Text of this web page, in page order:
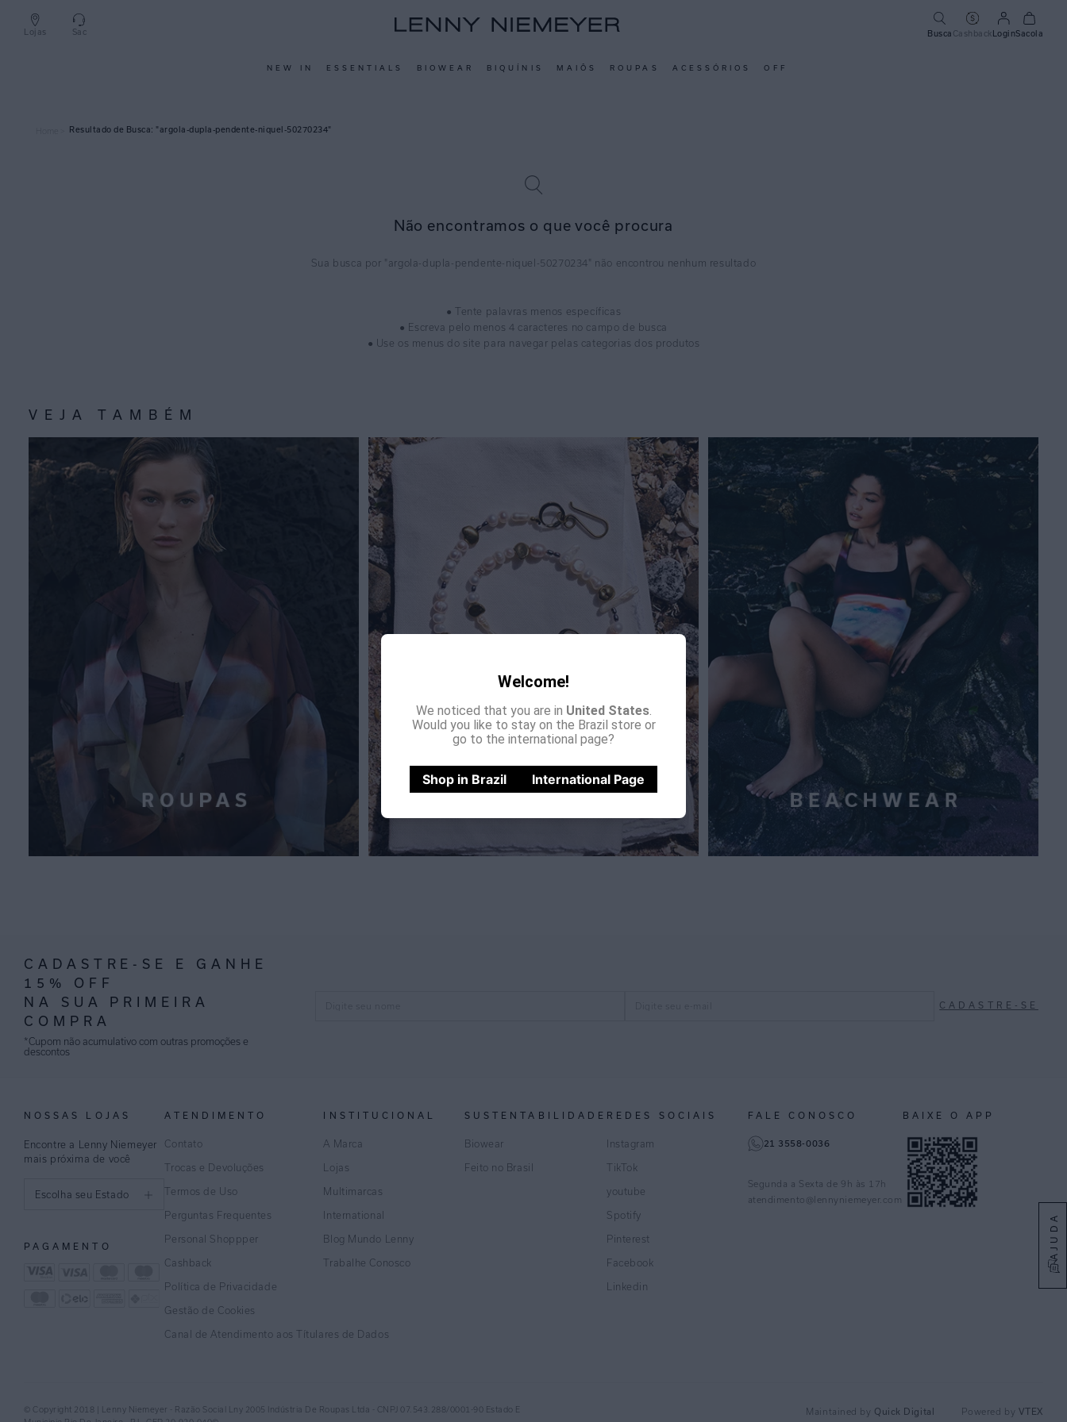
AJUDA
Lojas Sac Busca CashbackLoginSacola
NEW IN ESSENTIALS BIOWEAR BIQUÍNIS MAIÔS ROUPAS ACESSÓRIOS OFF
Welcome!
We noticed that you are in United States.
Would you like to stay on the Brazil store or
go to the international page?
Shop in Brazil International Page
argola-dupla-pendente-niquel-50270234
Não encontramos o que você procura
argola-dupla-pendente-niquel-50270234
● Tente palavras menos específicas
● Escreva pelo menos 4 caracteres no campo de busca
● Use os menus do site para navegar pelas categorias dos produtos
VEJA TAMBÉM
CADASTRE-SE E GANHE
15% OFF
NA SUA PRIMEIRA
COMPRA
*Cupom não acumulativo com outras promoções e
descontos
CADASTRE-SE
NOSSAS LOJAS
Encontre a Lenny Niemeyer
mais próxima de você
Escolha seu Estado
Distrito Federal
PAGAMENTO
ATENDIMENTO
Contato
Trocas e Devoluções
Termos de Uso
Perguntas Frequentes
Personal Shoppper
Cashback
Política de Privacidade
Gestão de Cookies
Canal de Atendimento aos Títulares de Dados
INSTITUCIONAL
A Marca
Lojas
Multimarcas
International
Blog Mundo Lenny
Trabalhe Conosco
SUSTENTABILIDADE
Biowear
Feito no Brasil
REDES SOCIAIS
Instagram
TikTok
youtube
Spotify
Pinterest
Facebook
Linkedin
FALE CONOSCO
21 3558-0036
Segunda a Sexta de 9h às 17h
atendimento@lennyniemeyer.com
BAIXE O APP
© Copyright 2018 | Lenny Niemeyer - Razão Social Lny 2005 Indústria De Roupas Ltda - CNPJ 07.543.288/0001-90 Estado E
Maintained by Quick Digital Powered by VTEX